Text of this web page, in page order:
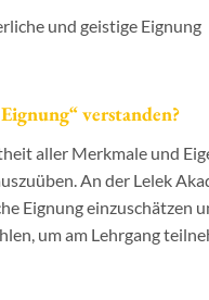
und geistige Eignung
verstanden?
aller Merkmale und
An der Lelek
Eignung einzuschätzen
um am Lehrgang